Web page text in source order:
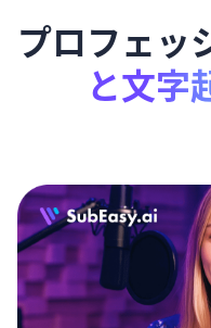
プロフェッ
と文字